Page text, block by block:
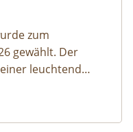
zum
gewählt. Der
leuchtend